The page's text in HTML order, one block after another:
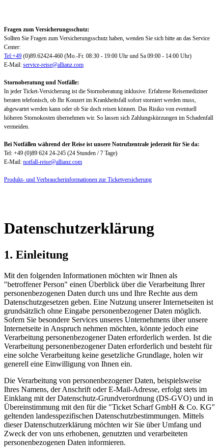
Fragen zum Versicherungsschutz:
Sollten Sie Fragen zum Versicherungsschutz haben, wenden Sie sich bitte an das Service
Center:
Tel:+49 (0)89.62424-460 (Mo.-Fr. 08:30 - 19:00 Uhr und Sa 09:00 - 14:00 Uhr)
E-Mail: service-reise@allianz.com
Stornoberatung und Notfälle:
In jeder Ticket-Versicherung ist die Stornoberatung inklusive. Erfahrene Reisemediziner
beraten telefonisch, ob Ihr Konzert im Krankheitsfall sofort storniert werden muss,
abgewartet werden kann oder ob Sie doch reisen können. Das Risiko von eventuell
höheren Stornokosten übernehmen wir. So lassen sich Zahlungskürzungen im Schadenfall
vermeiden.
Bei Notfällen während der Reise ist unsere Notrufzentrale jederzeit für Sie da:
Tel: +49 (0)89 624 24-245 (24 Stunden / 7 Tage)
E-Mail: notfall-reise@allianz.com
Produkt- und Verbraucherinformationen zur Ticketversicherung
Datenschutzerklärung
1. Einleitung
Mit den folgenden Informationen möchten wir Ihnen als
"betroffener Person" einen Überblick über die Verarbeitung Ihrer
personenbezogenen Daten durch uns und Ihre Rechte aus dem
Datenschutzgesetzen geben. Eine Nutzung unserer Internetseiten ist
grundsätzlich ohne Eingabe personenbezogener Daten möglich.
Sofern Sie besondere Services unseres Unternehmens über unsere
Internetseite in Anspruch nehmen möchten, könnte jedoch eine
Verarbeitung personenbezogener Daten erforderlich werden. Ist die
Verarbeitung personenbezogener Daten erforderlich und besteht für
eine solche Verarbeitung keine gesetzliche Grundlage, holen wir
generell eine Einwilligung von Ihnen ein.
Die Verarbeitung von personenbezogener Daten, beispielsweise
Ihres Namens, der Anschrift oder E-Mail-Adresse, erfolgt stets im
Einklang mit der Datenschutz-Grundverordnung (DS-GVO) und in
Übereinstimmung mit den für die "Ticket Scharf GmbH & Co. KG"
geltenden landesspezifischen Datenschutzbestimmungen. Mittels
dieser Datenschutzerklärung möchten wir Sie über Umfang und
Zweck der von uns erhobenen, genutzten und verarbeiteten
personenbezogenen Daten informieren.